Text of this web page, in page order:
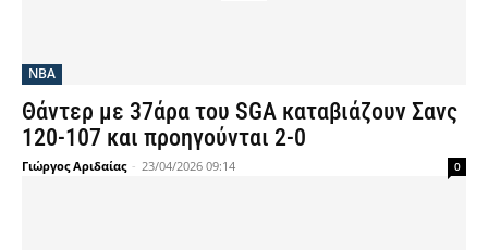
NBA
Θάντερ με 37άρα του SGA καταβιάζουν Σανς
120-107 και προηγούνται 2-0
Γιώργος Αριδαίας - 23/04/2026 09:14 0